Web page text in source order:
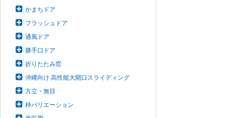
かまちドア
フラッシュドア
通風ドア
勝手口ドア
折りたたみ窓
沖縄向け 高性能大開口スライディング
方立・無目
枠バリエーション